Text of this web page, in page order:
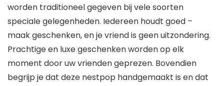
worden traditioneel gegeven bij vele soorten
speciale gelegenheden. Iedereen houdt goed –
maak geschenken, en je vriend is geen uitzondering.
Prachtige en luxe geschenken worden op elk
moment door uw vrienden geprezen. Bovendien
begrijp je dat deze nestpop handgemaakt is en dat